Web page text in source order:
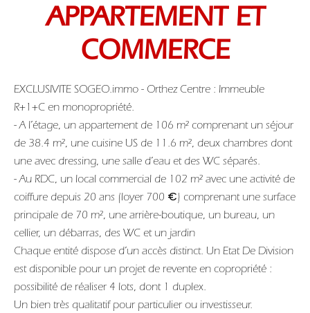
APPARTEMENT ET
COMMERCE
EXCLUSIVITE SOGEO.immo - Orthez Centre : Immeuble
R+1+C en monopropriété.
- A l’étage, un appartement de 106 m² comprenant un séjour
de 38.4 m², une cuisine US de 11.6 m², deux chambres dont
une avec dressing, une salle d’eau et des WC séparés.
- Au RDC, un local commercial de 102 m² avec une activité de
coiffure depuis 20 ans (loyer 700 €) comprenant une surface
principale de 70 m², une arrière-boutique, un bureau, un
cellier, un débarras, des WC et un jardin
Chaque entité dispose d’un accès distinct. Un Etat De Division
est disponible pour un projet de revente en copropriété :
possibilité de réaliser 4 lots, dont 1 duplex.
Un bien très qualitatif pour particulier ou investisseur.